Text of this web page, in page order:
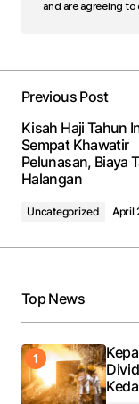
and are agreeing to
Previous Post
Kisah Haji Tahun
Sempat Khawatir
Pelunasan, Biaya
Halangan
Uncategorized April
Top News